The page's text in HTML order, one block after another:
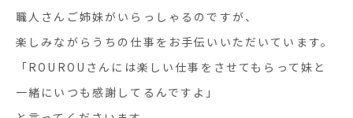
職人さんご姉妹がいらっしゃるのですが、
楽しみながらうちの仕事をお手伝いいただいています。
「ROUROU さんには楽しい仕事をさせてもらって妹と
一緒にいつも感謝してるんですよ」